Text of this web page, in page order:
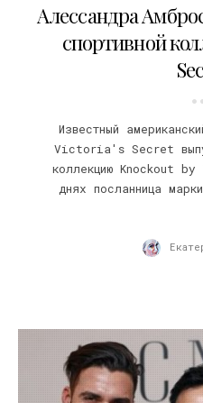
Алессандра
спортивной
Известный
Victoria's Secret
коллекцию Knockout
днях посланница